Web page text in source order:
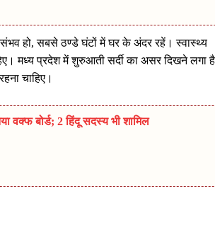
हो, सबसे ठण्डे घंटों में घर के अंदर रहें। स्वास्थ्य
मध्य प्रदेश में शुरुआती सर्दी का असर दिखने लगा
चाहिए।
वक्फ बोर्ड; 2 हिंदू सदस्य भी शामिल